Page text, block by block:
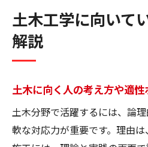
土木工学に向いて
解説
土木に向く人の考え方や適性
土木分野で活躍するには、論
軟な対応力が重要です。理由